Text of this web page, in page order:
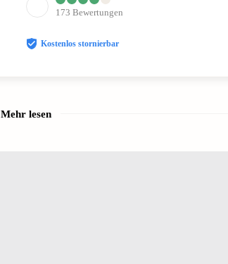
173 Bewertungen
Kostenlos stornierbar
Mehr lesen